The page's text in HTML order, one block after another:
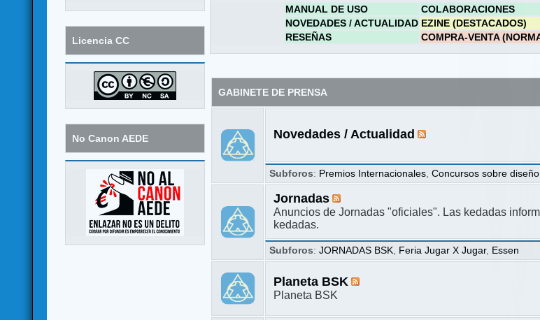
Licencia CC
No Canon AEDE
MANUAL DE USO COLABORACIONES
NOVEDADES / ACTUALIDAD EZINE (DESTACADOS)
RESEÑAS
COMPRA-VENTA
GABINETE DE PRENSA
Novedades / Actualidad
Subforos: Premios Internacionales ,Concursos sobre
Jornadas
Anuncios de Jornadas "oficiales". Las kedadas
kedadas.
Subforos:JORNADAS BSK Feria Jugar X Jugar, Essen
Planeta BSK
Planeta BSK